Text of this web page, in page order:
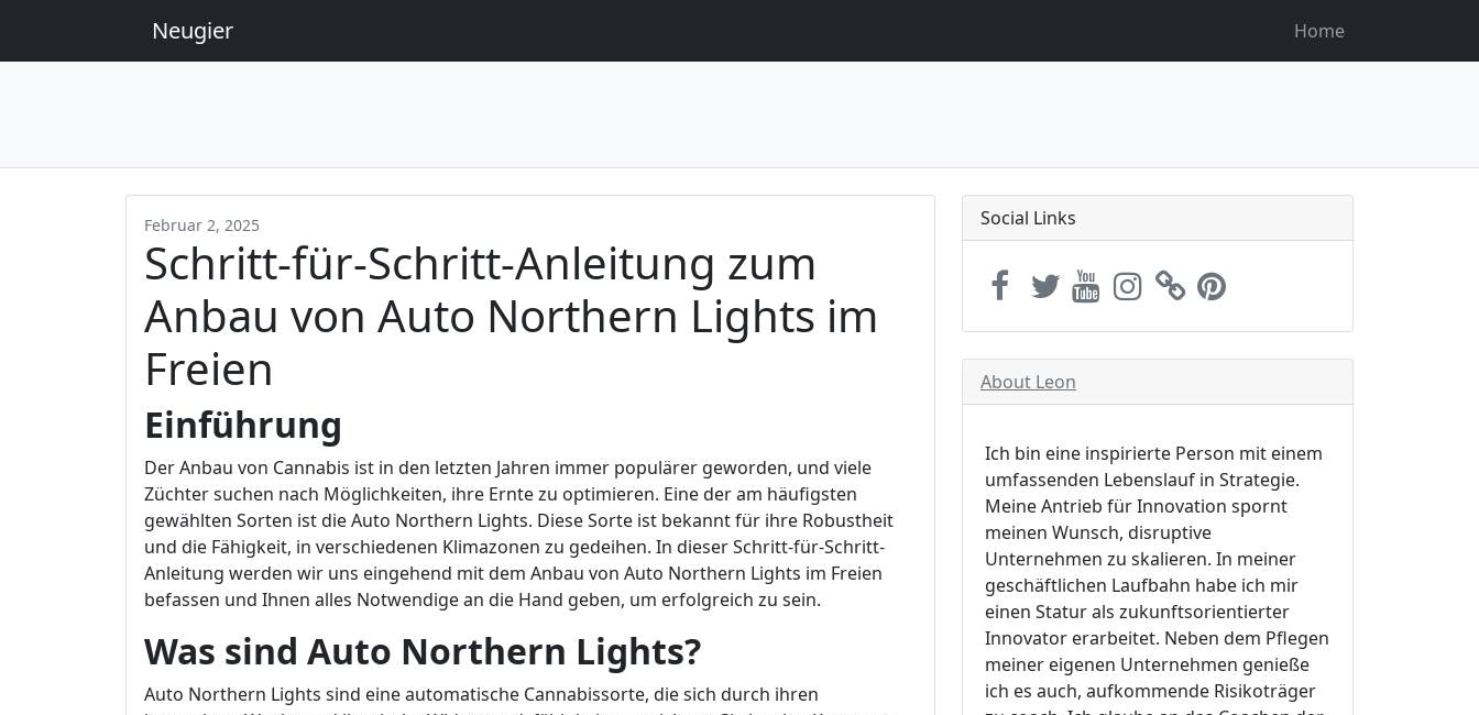
Neugier Home
Februar 2, 2025
Schritt-für-Schritt-Anleitung zum
Anbau von Auto Northern Lights im
Freien
Einführung
Der Anbau von Cannabis ist in den letzten Jahren immer populärer geworden, und viele
Züchter suchen nach Möglichkeiten, ihre Ernte zu optimieren. Eine der am häufigsten
gewählten Sorten ist die Auto Northern Lights. Diese Sorte ist bekannt für ihre Robustheit
und die Fähigkeit, in verschiedenen Klimazonen zu gedeihen. In dieser Schritt-für-Schritt-
Anleitung werden wir uns eingehend mit dem Anbau von Auto Northern Lights im Freien
befassen und Ihnen alles Notwendige an die Hand geben, um erfolgreich zu sein.
Was sind Auto Northern Lights?
Auto Northern Lights sind eine automatische Cannabissorte, die sich durch ihren
Social Links
About Leon
Ich bin eine inspirierte Person mit einem
umfassenden Lebenslauf in Strategie.
Meine Antrieb für Innovation spornt
meinen Wunsch, disruptive
Unternehmen zu skalieren. In meiner
geschäftlichen Laufbahn habe ich mir
einen Statur als zukunftsorientierter
Innovator erarbeitet. Neben dem Pflegen
meiner eigenen Unternehmen genieße
ich es auch, aufkommende Risikoträger